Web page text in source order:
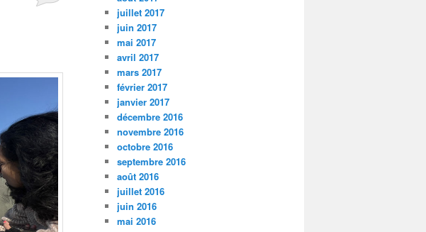
juillet 2017
juin 2017
mai 2017
avril 2017
mars 2017
février 2017
janvier 2017
décembre 2016
novembre 2016
octobre 2016
septembre 2016
août 2016
juillet 2016
juin 2016
mai 2016